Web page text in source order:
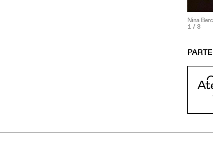
Nina
1 / 3